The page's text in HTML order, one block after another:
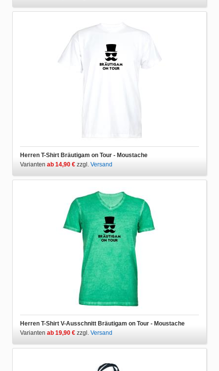
Herren T-Shirt Bräutigam on Tour - Moustache
Varianten ab 14,90 € zzgl. Versand
Herren T-Shirt V-Ausschnitt Bräutigam on Tour - Moustache
Varianten ab 19,90 € zzgl. Versand